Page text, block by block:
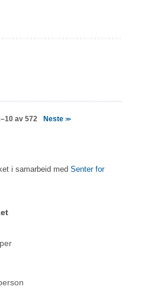
av 572 Neste >>
i samarbeid med Senter for